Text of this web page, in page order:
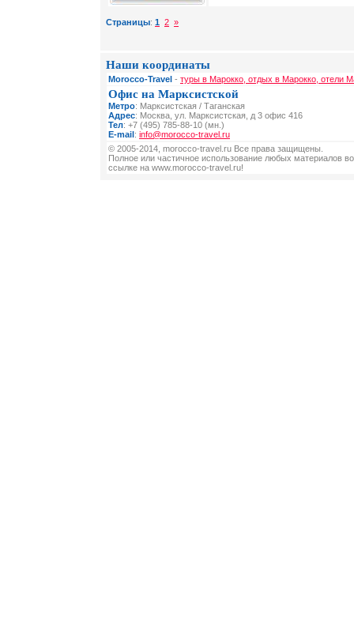
Страницы: 1 2 »
Наши координаты
Morocco-Travel - туры в Марокко, отдых в Марокко, отели
Офис на Марксистской
Метро: Марксистская / Таганская
Адрес: Москва, ул. Марксистская, д 3 офис 416
Тел: +7 (495) 785-88-10 (мн.)
E-mail: info@morocco-travel.ru
© 2005-2014, morocco-travel.ru Все права защищены.
Полное или частичное использование любых материалов
ссылке на www.morocco-travel.ru!